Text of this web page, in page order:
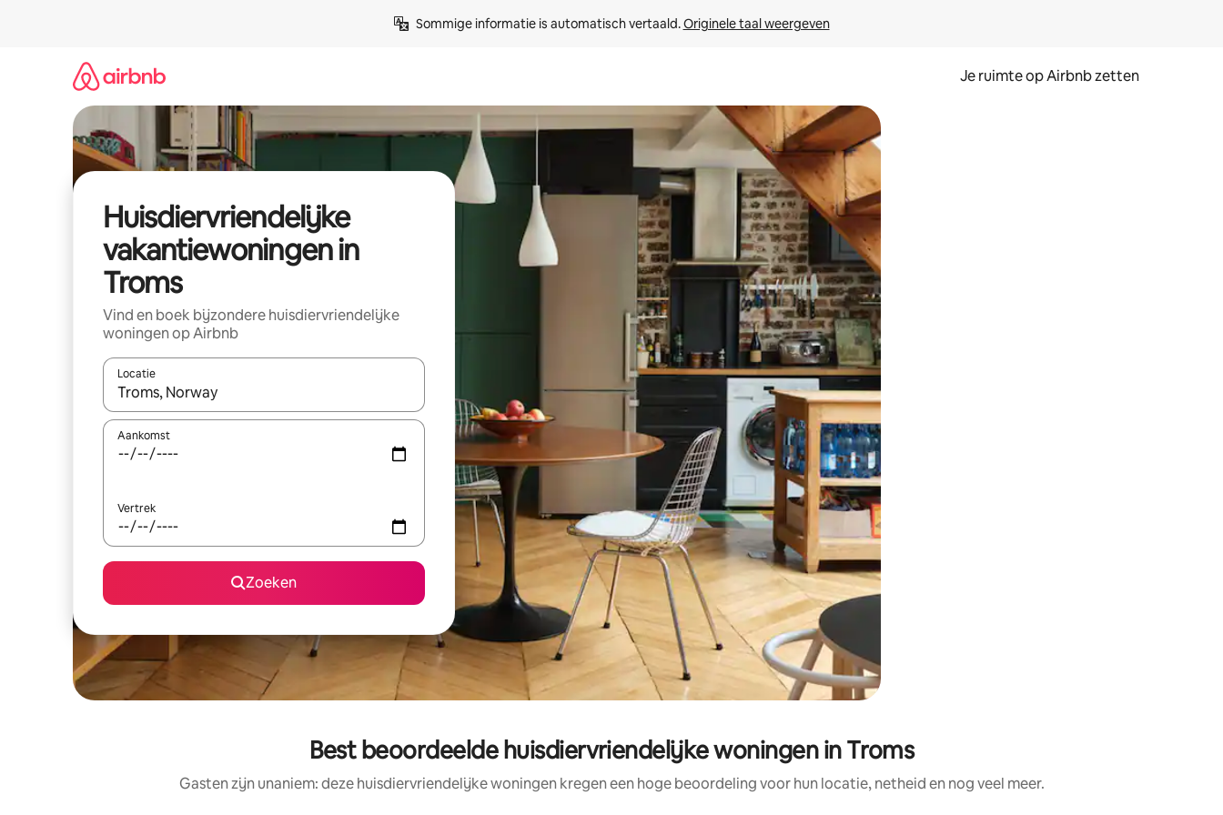
Sommige informatie is automatisch vertaald. Originele taal weergeven
Je ruimte op Airbnb zetten
Huisdiervriendelijke
vakantiewoningen in
Troms
Vind en boek bijzondere huisdiervriendelijke
woningen op Airbnb
Locatie
Wanneer er suggesties beschikbaar zijn, maak je een keuze met je de pijltjestoetsen omhoog en omlaag, óf door te tikken of swipen.
Aankomst
Vertrek
Zoeken
Best beoordeelde huisdiervriendelijke woningen in Troms
Gasten zijn unaniem: deze huisdiervriendelijke woningen kregen een hoge beoordeling voor hun locatie, netheid en nog veel meer.